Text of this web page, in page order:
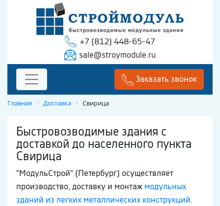
+7 (812) 448-65-47
sale@stroymodule.ru
Заказать звонок
Главная Доставка Свирица
Быстровозводимые здания с
доставкой до населенного пункта
Свирица
"МодульСтрой" (Петербург) осуществляет
производство, доставку и монтаж модульных
зданий из легких металлических конструкций.